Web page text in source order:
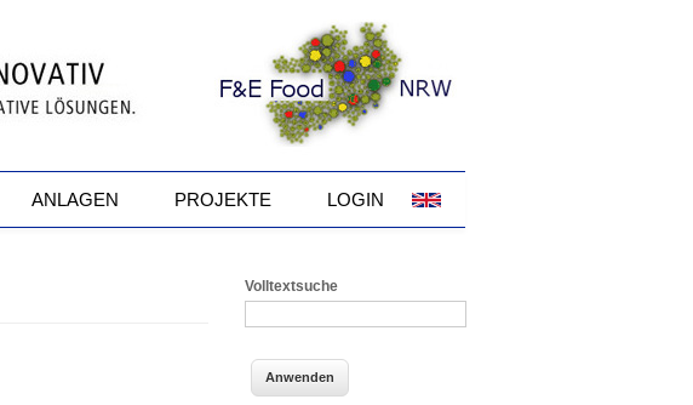
ANLAGEN PROJEKTE LOGIN
Volltextsuche